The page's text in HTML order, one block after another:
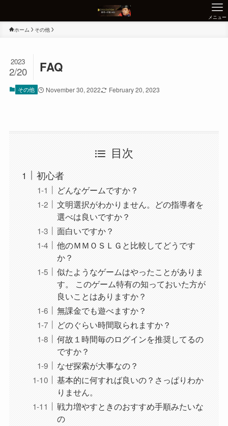
メニュー
ホーム その他
FAQ
2023
2/20
その他 November 30, 2022 February 20, 2023
目次
初心者
どんなゲームですか？
文明選択がわかりません。どの指導者を
選べは良いですか？
面白いですか？
他のＭＭＯＳＬＧと比較してどうです
か？
似たようなゲームはやったことがありま
す。 このゲーム特有の知っておいた方が
良いことはありますか？
無課金でも遊べますか？
どのぐらい時間取られますか？
何故１時間毎のログインを推奨してるの
ですか？
なぜ探索が大事なの？
基本的に何すれば良いの？さっぱりわか
りません。
戦力増やすときのおすすめ手順みたいな
の